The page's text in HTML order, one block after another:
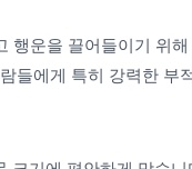
운을 끌어들이기 위
에게 특히 강력한